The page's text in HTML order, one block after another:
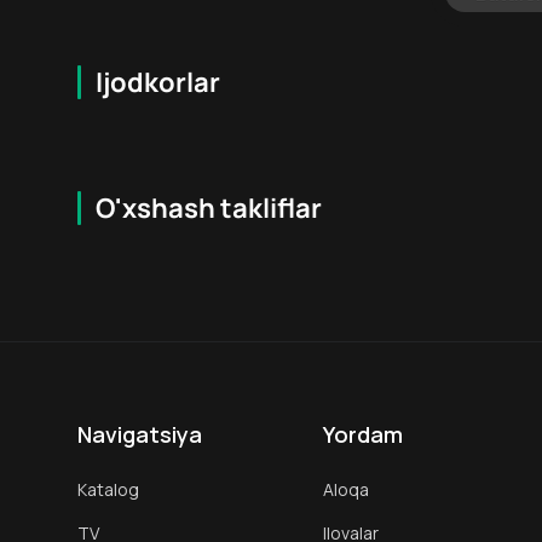
Ijodkorlar
O'xshash takliflar
Navigatsiya
Katalog
TV
Yordam
Aloqa
Ilovalar